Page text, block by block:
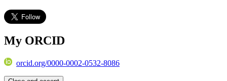
My ORCID
orcid.org/0000-0002-0532-8086